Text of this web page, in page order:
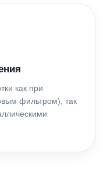
как при
фильтром), так